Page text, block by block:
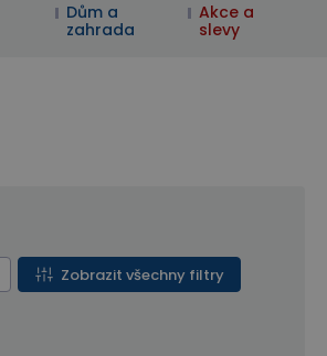
Dům a
zahrada
Akce a
slevy
Zobrazit všechny filtry